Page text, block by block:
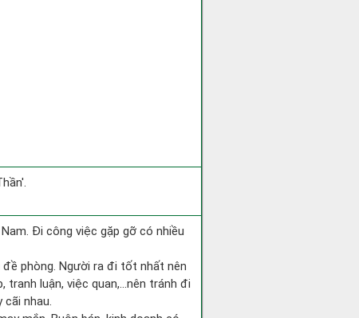
Đi công việc gặp gỡ có nhiều
đề phòng. Người ra đi tốt nhất nên
tranh luận, việc quan,…nên tránh đi
cãi nhau.